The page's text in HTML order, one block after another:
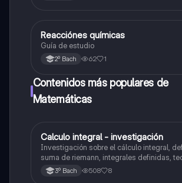
Física
Reacciónes químicas
Guía de estudio
2º Bach 62 1
Contenidos más populares de
Matemáticas
Matemáticas
Calculo integral - investigación
Investigación sobre el cálculo integral,
suma de riemann, integrales definidas,
fundamental del cálculo, antiderivadas,
indefinidas y ejemplos.
3º Bach 508 8